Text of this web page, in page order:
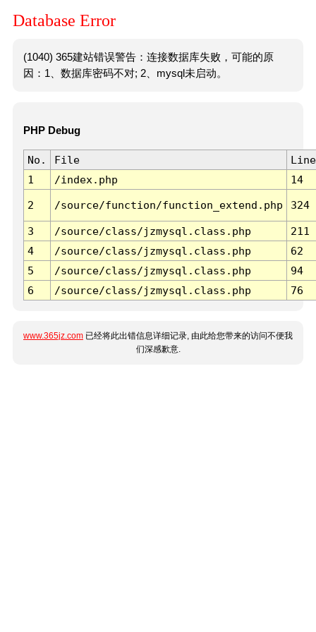
Database Error
(1040) 365建站错误警告：连接数据库失败，可能的原
因：1、数据库密码不对; 2、mysql未启动。
PHP Debug
No. File
Line
1
/index.php 14
2 /source/function/function_extend.php 324
3 /source/class/jzmysql.class.php
211
4
/source/class/jzmysql.class.php
62
5
/source/class/jzmysql.class.php
94
6
/source/class/jzmysql.class.php 76
www.365jz.com 已经将此出错信息详细记录, 由此给您带来的访问不便我
们深感歉意.